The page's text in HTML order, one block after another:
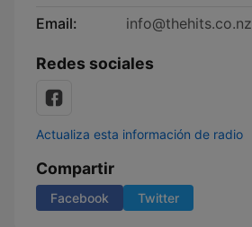
Email:
info@thehits.co.nz
Redes sociales
Actualiza esta información de radio
Compartir
Facebook Twitter